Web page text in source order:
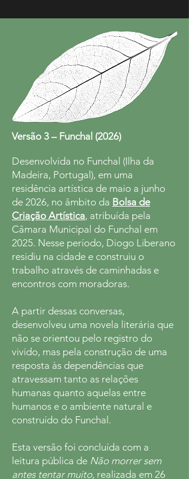
Versão 3 – Funchal (2026)
Desenvolvida no Funchal (Ilha da
Madeira, Portugal), em uma
residência artística de maio a junho
de 2026, no âmbito da Bolsa de
Criação Artística, atribuída pela
Câmara Municipal do Funchal em
2025. Nesse período, Diogo Liberano
residiu na cidade e construiu o
trabalho através de caminhadas e
encontros com moradoras.
A partir dessas conversas,
desenvolveu uma novela literária que
não se orientou pelo registro do
vivido, mas pela construção de uma
resposta às dependências que
atravessam tanto as relações
humanas quanto aquelas entre
humanos e o ambiente natural e
construído do Funchal.
Esta versão foi concluída com a
leitura pública de Não morrer sem
antes tentar muito, realizada em 26